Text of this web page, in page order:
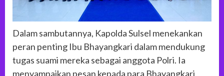
Dalam sambutannya, Kapolda Sulsel menekankan
peran penting Ibu Bhayangkari dalam mendukung
tugas suami mereka sebagai anggota Polri. Ia
menyampaikan pesan kepada para Bhayangkari